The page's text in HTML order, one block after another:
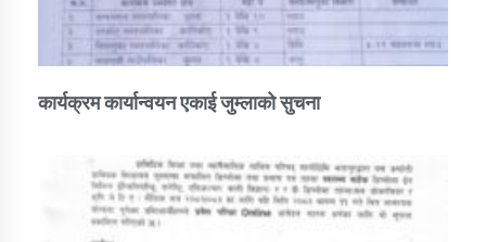
कार्यक्रम कार्यान्वयन एकाई जुम्लाको सुचना